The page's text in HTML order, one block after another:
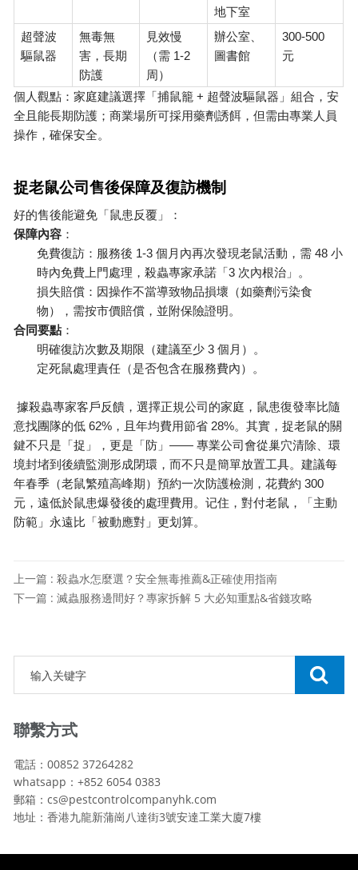
地下室
超聲波
驅鼠器
無毒無
害，長期
防護
見效慢
（需 1-2
周）
辦公室、
圖書館
300-500
元
個人觀點：家庭建議選擇「捕鼠籠 + 超聲波驅鼠器」組合，安
全且能長期防護；商業場所可採用藥劑誘餌，但需由專業人員
操作，確保安全。
捉老鼠公司售後保障及復訪機制
好的售後能避免「鼠患反覆」：
保障內容 ：
免費復訪：服務後 1-3個月內再次發現老鼠活動，需48小
時內免費上門處理，殺蟲專家承諾「3 次內根治」。
損失賠償：因操作不當導致物品損壞（如藥劑污染食
物），需按市價賠償，並附保險證明。
合同要點 ：
明確復訪次數及期限（建議至少 3個月）。
定死鼠處理責任（是否包含在服務費內）。
據殺蟲專家客戶反饋，選擇正規公司的家庭，鼠患復發率比隨
意找團隊的低 62% ，且年均費用節省 28%。其實，捉老鼠的關
鍵不只是「捉」，更是「防」——專業公司會從巢穴清除、環
境封堵到後續監測形成閉環，而不只是簡單放置工具。建議每
年春季（老鼠繁殖高峰期）預約一次防護檢測，花費約300
元，遠低於鼠患爆發後的處理費用。记住，對付老鼠，「主動
防範」永遠比「被動應對」更划算。
上一篇 : 殺蟲水怎麼選？安全無毒推薦&正確使用指南
下一篇 : 滅蟲服務邊間好？專家拆解 5 大必知重點&省錢攻略
聯繫方式
電話：00852 37264282
whatsapp：+852 6054 0383
郵箱：cs@pestcontrolcompanyhk.com
地址：香港九龍新蒲崗八達街3號安達工業大廈7樓